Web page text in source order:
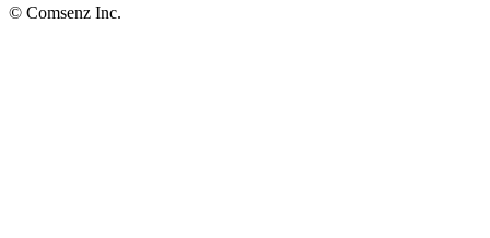
© Comsenz Inc.